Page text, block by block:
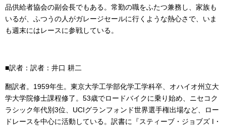
品供給者協会の副会長でもある。常勤の職をふたつ兼務し、家族も
いるが、ふつうの人がガレージセールに行くような熱心さで、いま
も週末にはレースに参戦している。
■訳者：訳者：井口 耕二
翻訳者。1959年生。東京大学工学部化学工学科卒、オハイオ州立大
学大学院修士課程修了。53歳でロードバイクに乗り始め、ニセコク
ラシック年代別3位、UCIグランフォンド世界選手権出場など、ロー
ドレースを中心に活動している。訳書に『スティーブ・ジョブズ I・